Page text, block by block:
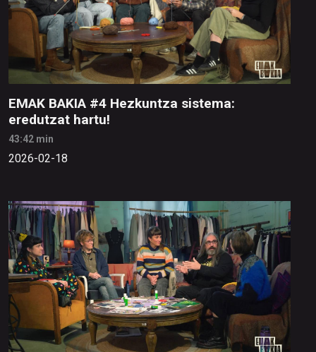
EMAK BAKIA #4 Hezkuntza sistema:
eredutzat hartu!
43:42 min
2026-02-18